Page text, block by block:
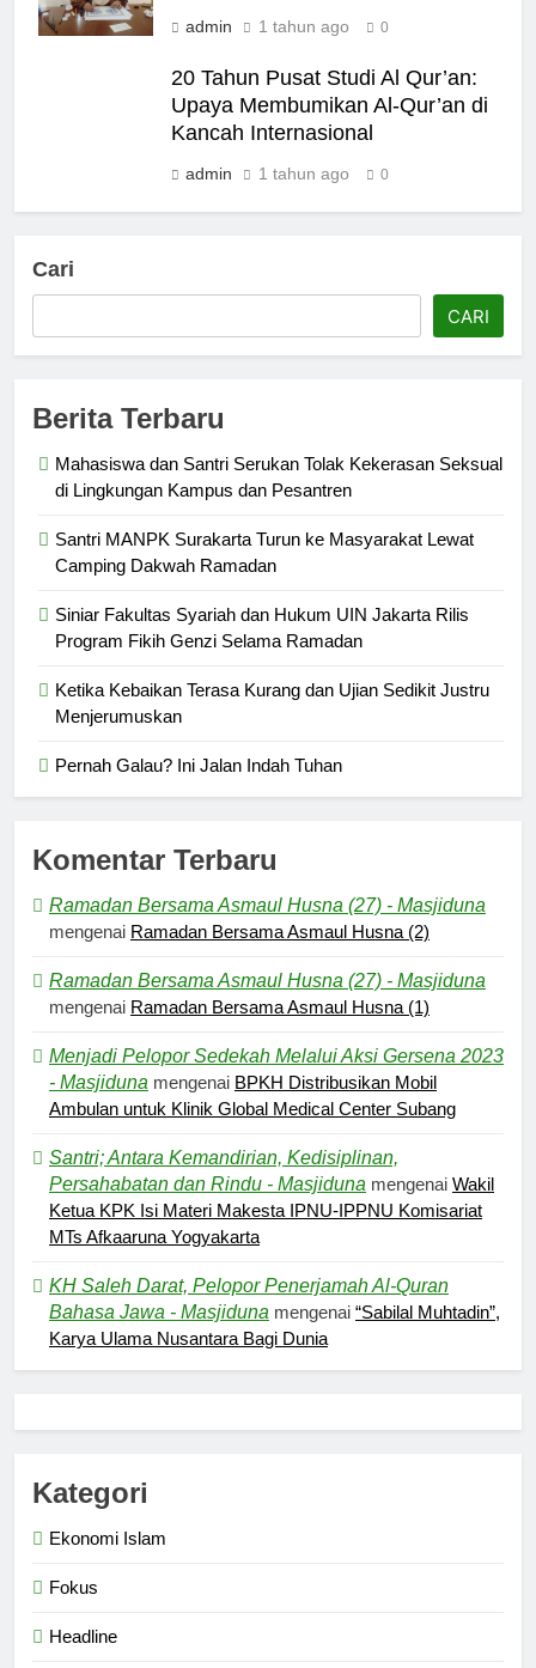
admin 1 tahun ago 0
20 Tahun Pusat Studi Al Qur’an:
Upaya Membumikan Al-Qur’an di
Kancah Internasional
admin 1 tahun ago 0
Cari
CARI
Berita Terbaru
Mahasiswa dan Santri Serukan Tolak Kekerasan Seksual
di Lingkungan Kampus dan Pesantren
Santri MANPK Surakarta Turun ke Masyarakat Lewat
Camping Dakwah Ramadan
Siniar Fakultas Syariah dan Hukum UIN Jakarta Rilis
Program Fikih Genzi Selama Ramadan
Ketika Kebaikan Terasa Kurang dan Ujian Sedikit Justru
Menjerumuskan
Pernah Galau? Ini Jalan Indah Tuhan
Komentar Terbaru
Ramadan Bersama Asmaul Husna (27) - Masjiduna
mengenai Ramadan Bersama Asmaul Husna (2)
Ramadan Bersama Asmaul Husna (27) - Masjiduna
mengenai Ramadan Bersama Asmaul Husna (1)
Menjadi Pelopor Sedekah Melalui Aksi Gersena 2023
- Masjiduna mengenai BPKH Distribusikan Mobil
Ambulan untuk Klinik Global Medical Center Subang
Santri; Antara Kemandirian, Kedisiplinan,
Persahabatan dan Rindu - Masjiduna mengenai Wakil
Ketua KPK Isi Materi Makesta IPNU-IPPNU Komisariat
MTs Afkaaruna Yogyakarta
KH Saleh Darat, Pelopor Penerjamah Al-Quran
Bahasa Jawa - Masjiduna mengenai “Sabilal Muhtadin”,
Karya Ulama Nusantara Bagi Dunia
Kategori
Ekonomi Islam
Fokus
Headline
6